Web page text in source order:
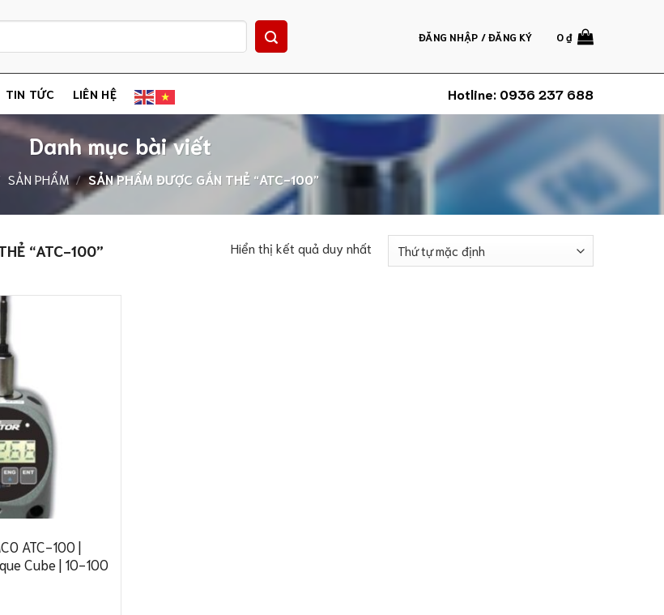
ĐĂNG NHẬP / ĐĂNG KÝ 0₫
TIN TỨC LIÊN HỆ Hotline: 0936 237 688
Danh mục bài viết
SẢN PHẨM / SẢN PHẨM ĐƯỢC GẮN THẺ “ATC-100”
“ATC-100” Hiển thị kết quả duy nhất
ATC-100 |
Cube | 10-100